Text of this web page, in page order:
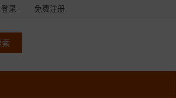
登录 免费注册